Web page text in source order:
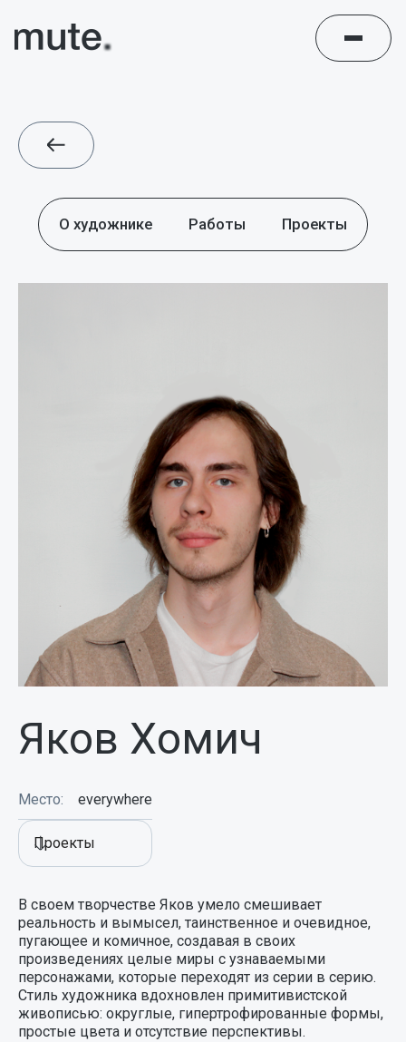
О художнике Работы Проекты
Яков Хомич
Место: everywhere
Проекты
В своем творчестве Яков умело смешивает
реальность и вымысел, таинственное и очевидное,
пугающее и комичное, создавая в своих
произведениях целые миры с узнаваемыми
персонажами, которые переходят из серии в серию.
Стиль художника вдохновлен примитивистской
живописью: округлые, гипертрофированные формы,
простые цвета и отсутствие перспективы.